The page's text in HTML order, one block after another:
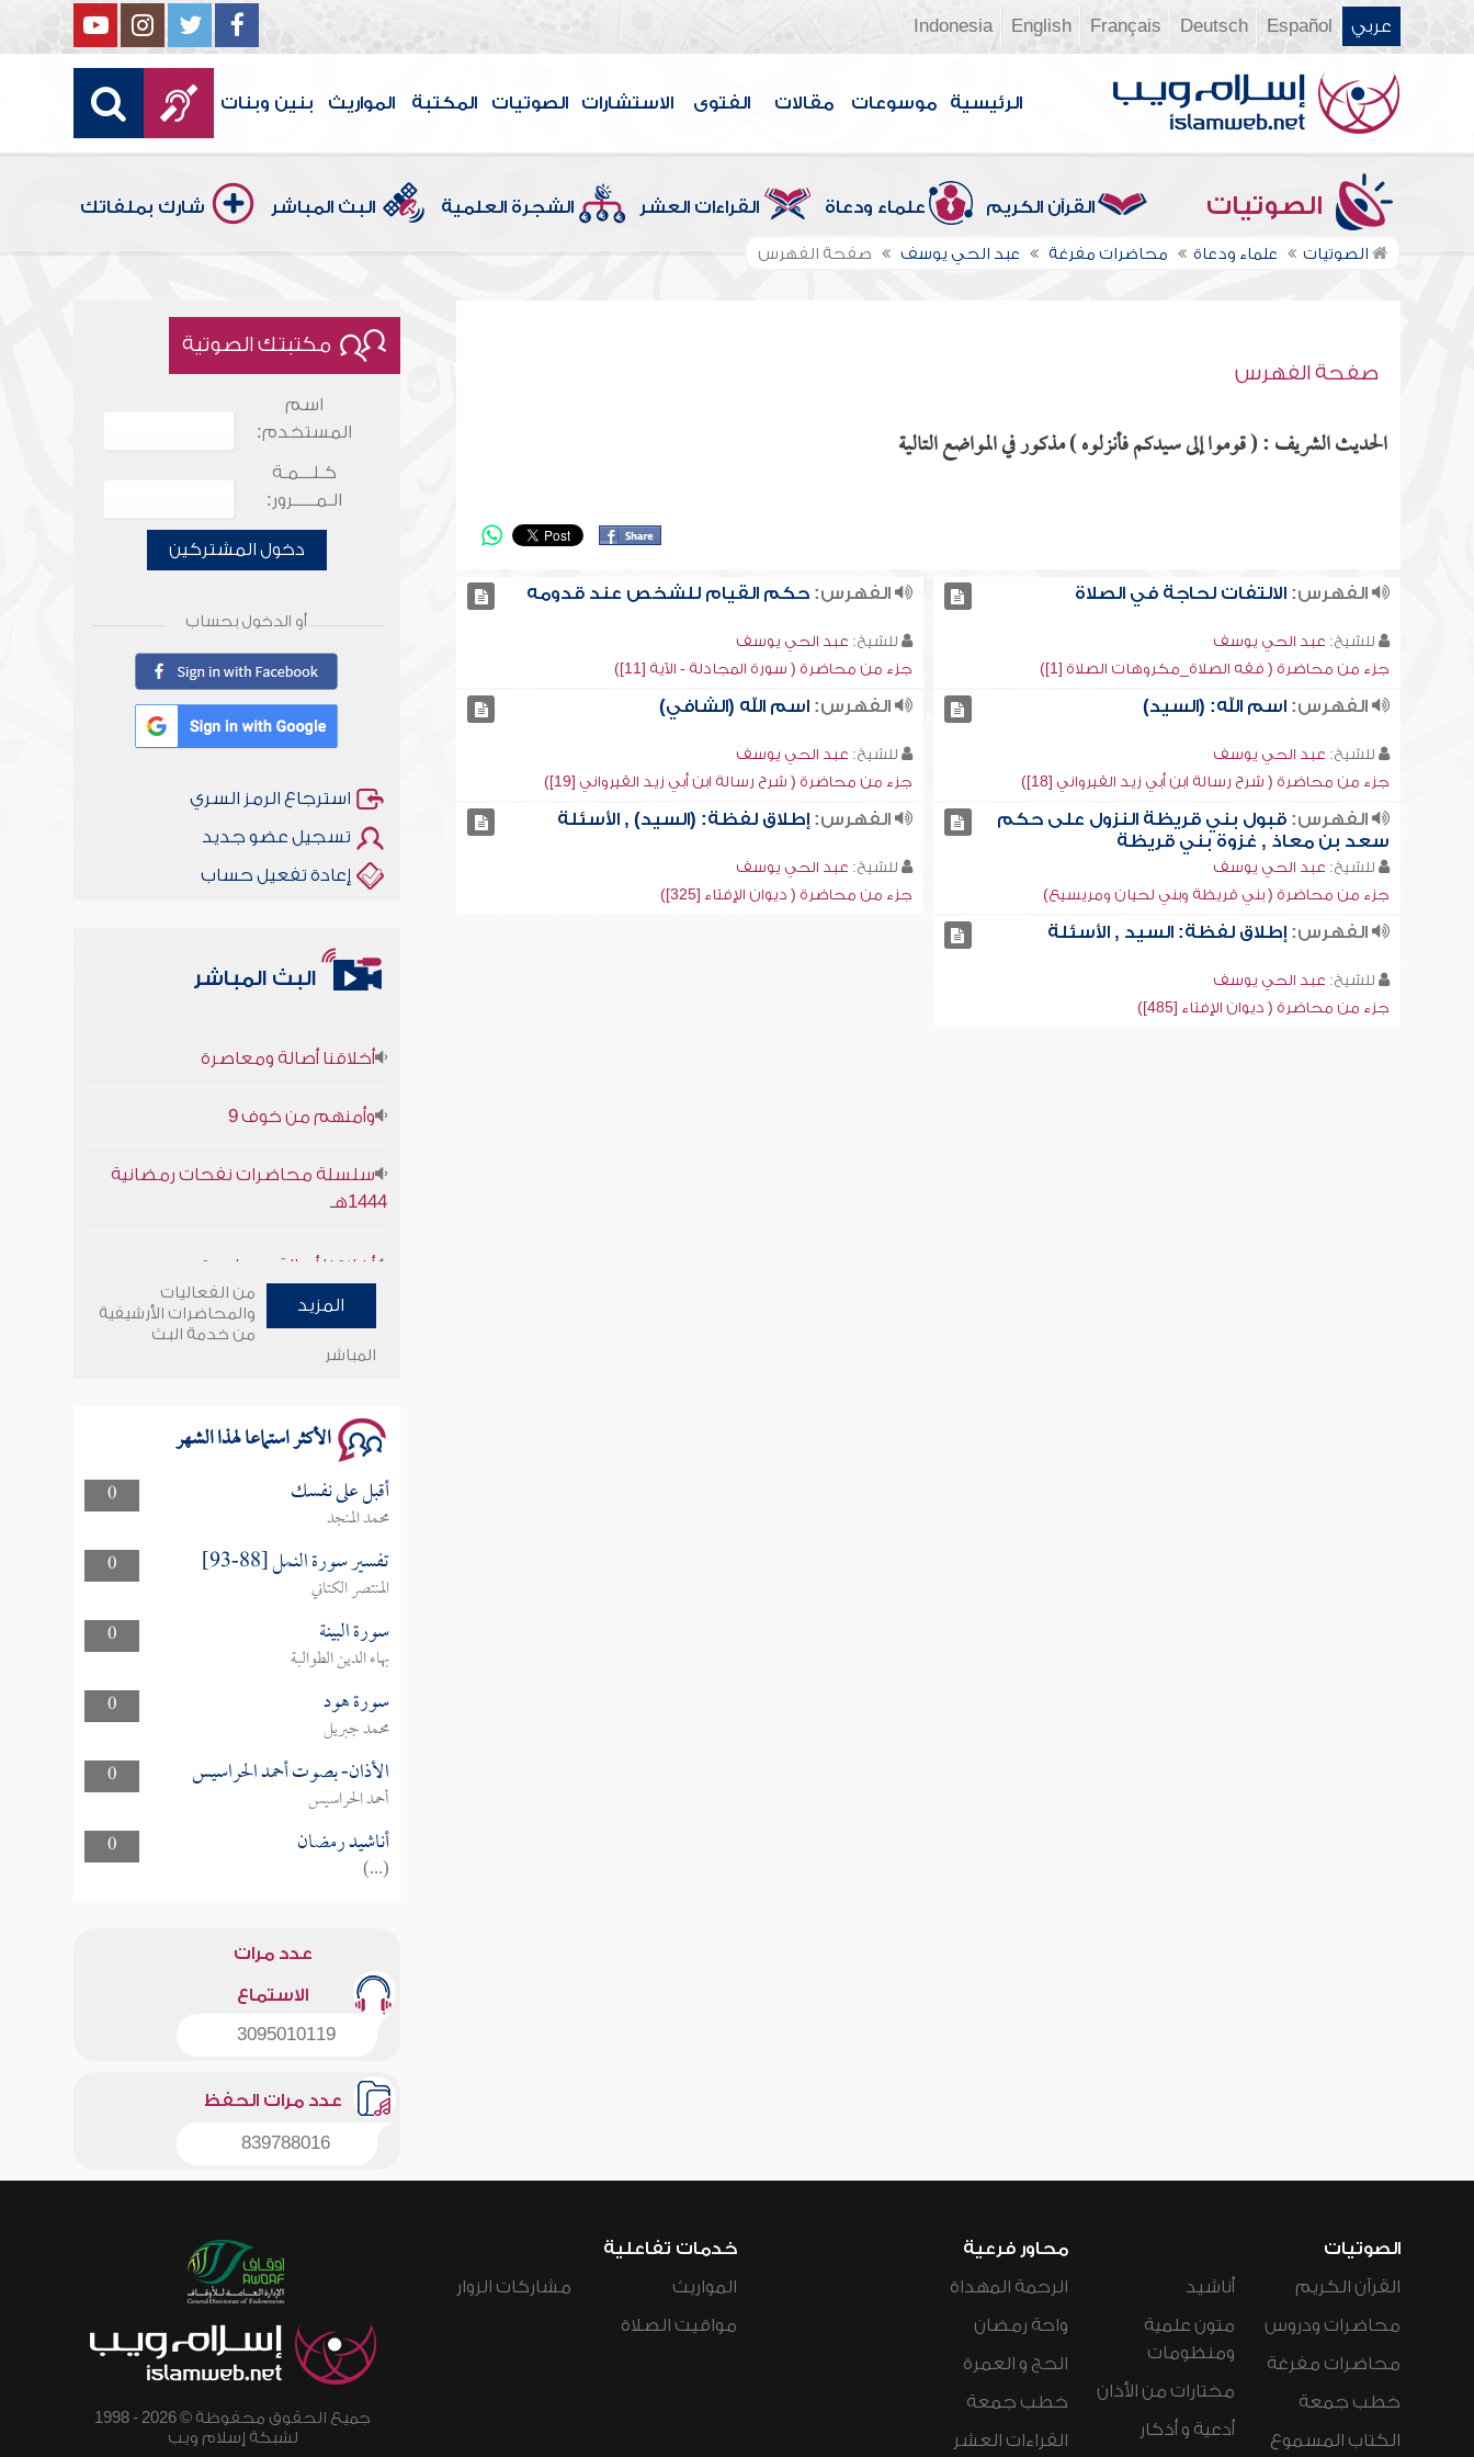
عربي Español
Deutsch
Français
English
Indonesia
الرئيسية موسوعات مقالات الفتوى الاستشارات الصوتيات المكتبة المواريث بنين وبنات
الصوتيات القرآن الكريم علماء ودعاة القراءات العشر الشجرة العلمية البث المباشر شارك بملفاتك
الصوتيات علماء ودعاة محاضرات مفرغة عبد الحي يوسف صفحة الفهرس
صفحة الفهرس
الحديث الشريف : ( قوموا إلى سيدكم فأنزلوه ) مذكور في المواضع التالية
الفهرس:الالتفات لحاجة في الصلاة
للشيخ: عبد الحي يوسف
جزء من محاضرة ( فقه الصلاة_مكروهات الصلاة [1])
الفهرس: حكم القيام للشخص عند قدومه
للشيخ: عبد الحي يوسف
جزء من محاضرة ( سورة المجادلة - الآية [11])
الفهرس:اسم الله: (السيد)
للشيخ: عبد الحي يوسف
جزء من محاضرة ( شرح رسالة ابن أبي زيد القيرواني [18])
الفهرس: اسم الله (الشافي)
للشيخ: عبد الحي يوسف
جزء من محاضرة ( شرح رسالة ابن أبي زيد القيرواني [19])
الفهرس:قبول بني قريظة النزول على حكم
سعد بن معاذ , غزوة بني قريظة
للشيخ: عبد الحي يوسف
جزء من محاضرة ( بني قريظة وبني لحيان ومريسيع)
الفهرس: إطلاق لفظة: (السيد) , الأسئلة
للشيخ: عبد الحي يوسف
جزء من محاضرة ( ديوان الإفتاء [325])
الفهرس:إطلاق لفظة: السيد , الأسئلة
للشيخ: عبد الحي يوسف
جزء من محاضرة ( ديوان الإفتاء [485])
مكتبتك الصوتية
اسم
المستخدم:
كـلـــمـة
الـمـــــرور:
دخول المشتركين
أو الدخول بحساب
استرجاع الرمز السري
تسجيل عضو جديد
إعادة تفعيل حساب
البث المباشر
1444هـ
وأمنهم من خوف 9
سلسلة محاضرات نفحات رمضانية
المزيد
من الفعاليات
والمحاضرات الأرشيفية
من خدمة البث
المباشر
الأكثر استماعا لهذا الشهر
0 أقبل على نفسك
محمد المنجد
0
تفسير سورة النمل [88-93]
المنتصر الكتاني
0
سورة البينة
بهاء الدين الطوالبة
0
سورة هود
محمد جبريل
0
الأذان- بصوت أحمد الحراسيس
أحمد الحراسيس
0
أناشيد رمضان
(...)
عدد مرات
الاستماع
3095010119
عدد مرات الحفظ
839788016
الصوتيات
القرآن الكريم
محاضرات ودروس
محاضرات مفرغة
خطب جمعة
الكتاب المسموع
أناشيد
متون علمية
ومنظومات
مختارات من الأذان
أدعية و أذكار
محاور فرعية
الرحمة المهداة
واحة رمضان
الحج و العمرة
خطب جمعة
القراءات العشر
خدمات تفاعلية
المواريث
مواقيت الصلاة
مشاركات الزوار
جميع الحقوق محفوظة © 2026 - 1998
لشبكة إسلام ويب